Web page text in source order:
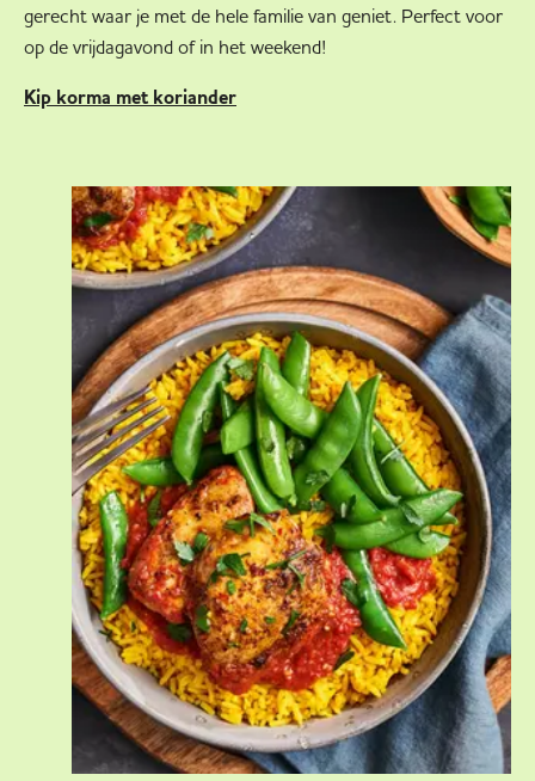
gerecht waar je met de hele familie van geniet. Perfect voor
op de vrijdagavond of in het weekend!
Kip korma met koriander